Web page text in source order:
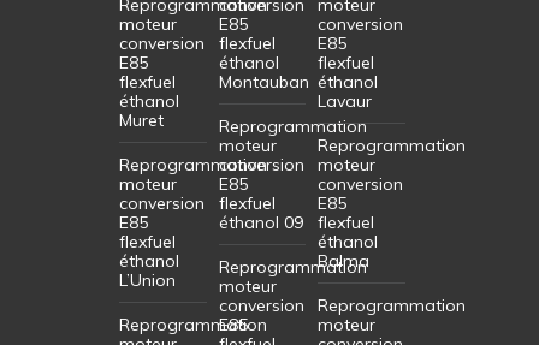
Reprogrammation
moteur
conversion
E85
flexfuel
éthanol
Muret
Reprogrammation
moteur
conversion
E85
flexfuel
éthanol
L’Union
Reprogrammation
conversion
E85
flexfuel
éthanol
Montauban
Reprogrammation
moteur
conversion
E85
flexfuel
éthanol 09
Reprogrammation
moteur
conversion
E85
moteur
conversion
E85
flexfuel
éthanol
Lavaur
Reprogrammation
moteur
conversion
E85
flexfuel
éthanol
Balma
Reprogrammation
moteur